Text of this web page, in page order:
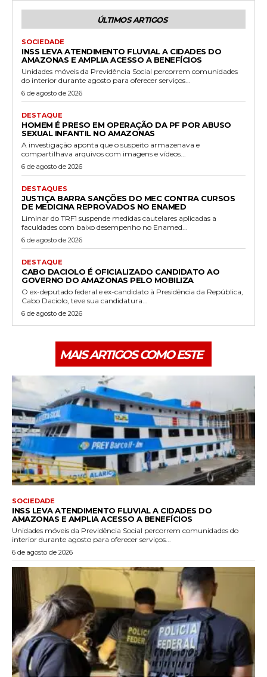
ÚLTIMOS ARTIGOS
SOCIEDADE
INSS LEVA ATENDIMENTO FLUVIAL A CIDADES DO
AMAZONAS E AMPLIA ACESSO A BENEFÍCIOS
Unidades móveis da Previdência Social percorrem comunidades
do interior durante agosto para oferecer serviços...
6 de agosto de 2026
DESTAQUE
HOMEM É PRESO EM OPERAÇÃO DA PF POR ABUSO
SEXUAL INFANTIL NO AMAZONAS
A investigação aponta que o suspeito armazenava e
compartilhava arquivos com imagens e vídeos...
6 de agosto de 2026
DESTAQUES
JUSTIÇA BARRA SANÇÕES DO MEC CONTRA CURSOS
DE MEDICINA REPROVADOS NO ENAMED
Liminar do TRF1 suspende medidas cautelares aplicadas a
faculdades com baixo desempenho no Enamed...
6 de agosto de 2026
DESTAQUE
CABO DACIOLO É OFICIALIZADO CANDIDATO AO
GOVERNO DO AMAZONAS PELO MOBILIZA
O ex-deputado federal e ex-candidato à Presidência da República,
Cabo Daciolo, teve sua candidatura...
6 de agosto de 2026
MAIS ARTIGOS COMO ESTE
SOCIEDADE
INSS LEVA ATENDIMENTO FLUVIAL A CIDADES DO
AMAZONAS E AMPLIA ACESSO A BENEFÍCIOS
Unidades móveis da Previdência Social percorrem comunidades do
interior durante agosto para oferecer serviços...
6 de agosto de 2026